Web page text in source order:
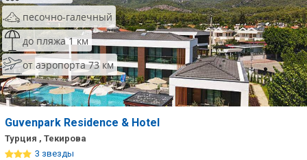
песочно-галечный
до пляжа 1 км
от аэропорта 73 км
Guvenpark Residence & Hotel
Турция , Текирова
3 звезды